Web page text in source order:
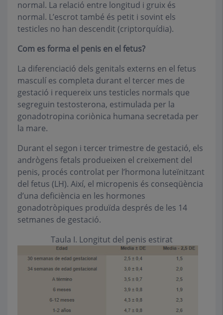
normal. La relació entre longitud i gruix és
normal. L’escrot també és petit i sovint els
testicles no han descendit (criptorquídia).
Com es forma el penis en el fetus?
La diferenciació dels genitals externs en el fetus
masculí es completa durant el tercer mes de
gestació i requereix uns testicles normals que
segreguin testosterona, estimulada per la
gonadotropina coriònica humana secretada per
la mare.
Durant el segon i tercer trimestre de gestació, els
andrògens fetals produeixen el creixement del
penis, procés controlat per l’hormona luteïnitzant
del fetus (LH). Així, el micropenis és conseqüència
d’una deficiència en les hormones
gonadotròpiques produïda després de les 14
setmanes de gestació.
Taula I. Longitut del penis estirat